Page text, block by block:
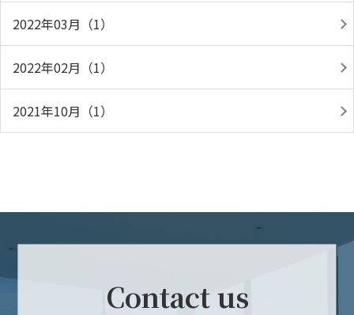
2022年03月（1）
2022年02月（1）
2021年10月（1）
Contact us